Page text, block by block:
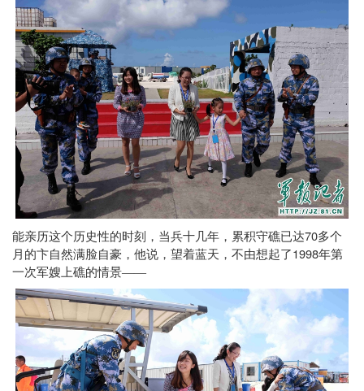
能亲历这个历史性的时刻，当兵十几年，累积守礁已达70多个
月的卞自然满脸自豪，他说，望着蓝天，不由想起了1998年第
一次军嫂上礁的情景——